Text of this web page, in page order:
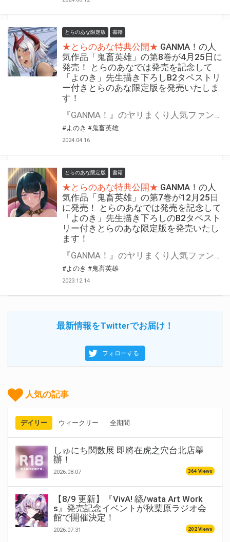
とらのあな限定版 書籍
★とらのあな特典公開★ GANMA！の人
気作品「鬼畜英雄」の第8巻が4月25日に
発売！ とらのあなでは発売を記念して
「よのき」先生描き下ろしB2タペストリ
ー付きとらのあな限定版を発売いたしま
す！
『GANMA！』のヤリまくり人気ファンタジー第8巻！ 「鬼畜英雄」の第8巻が4月25日(木)に発売！ とらのあなでは発売を記念して「B2タペストリー」付きとらのあな限定版を発売いたします！ イラストは「よのき」先生の描き下ろしです！ とらのあな限定版は数量限定となりますので是非お早めにお求めください！
#よのき #鬼畜英雄
2024.04.16
とらのあな限定版 書籍
★とらのあな特典公開★ GANMA！の人
気作品「鬼畜英雄」の第7巻が12月25日
に発売！ とらのあなでは発売を記念して
「よのき」先生描き下ろしのB2タペスト
リー付きとらのあな限定版を発売いたし
ます！
『GANMA！』のヤリまくり人気ファンタジー第7巻！ 「鬼畜英雄」の第7巻が12月25日(月)に発売！ とらのあなでは発売を記念して「B2タペストリー」付きとらのあな限定版を発売いたします！ イラストは「よのき」先生の描き下ろしイラストです！ とらのあな限定版は数量限定となりますので是非お早めにお求めください！
#よのき #鬼畜英雄
2023.12.14
最新情報をTwitterでお届け！
フォローする
人気の記事
デイリー ウィークリー 全期間
しゅにち関数展 即將在虎之穴台北店舉
辦！
2026.08.07 364 Views
【8/9 更新】『VivA! 緜/wata Art Work
s』発売記念イベントが秋葉原ラジオ会
館で開催決定！
2026.07.31 202 Views